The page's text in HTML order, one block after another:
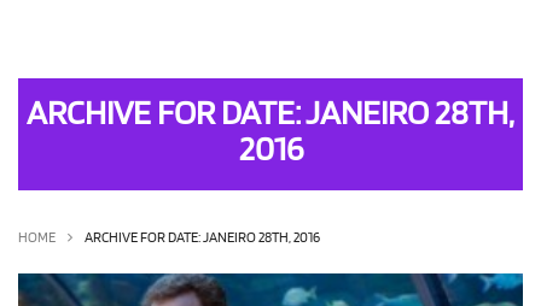
EU QUERO!
ARCHIVE FOR DATE: JANEIRO 28TH,
2016
HOME ARCHIVE FOR DATE: JANEIRO 28TH, 2016